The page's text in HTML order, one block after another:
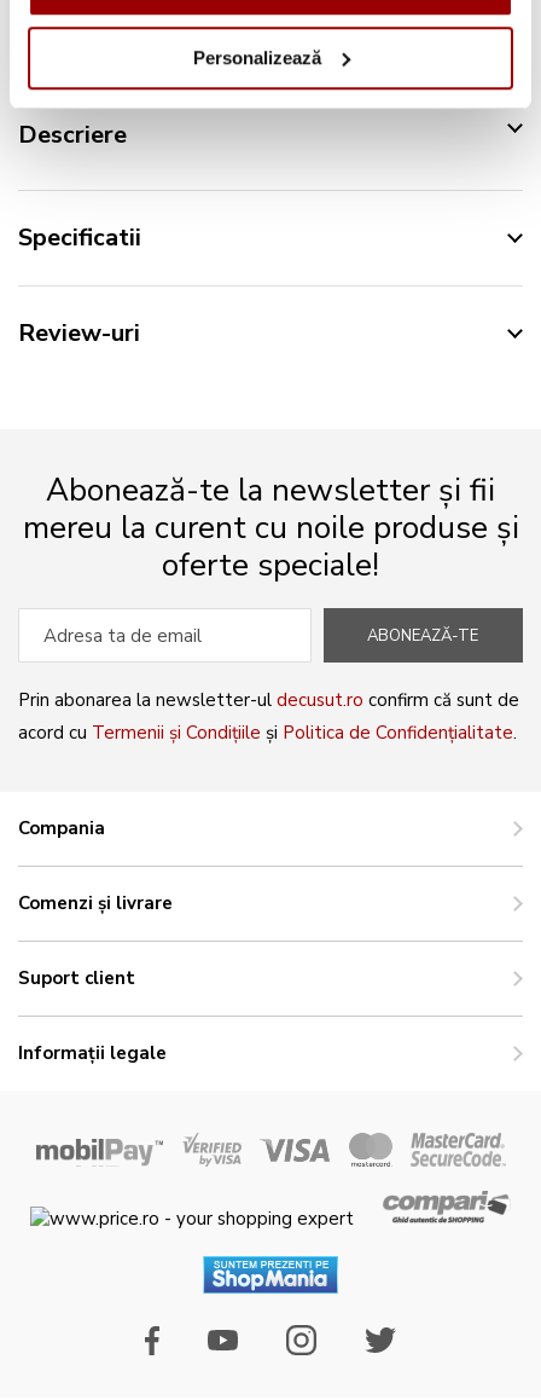
Personalizează
Descriere
Specificatii
Review-uri
Abonează-te la newsletter și fii
mereu la curent cu noile produse și
oferte speciale!
ABONEAZĂ-TE
Prin abonarea la newsletter-ul decusut.ro confirm că sunt de
acord cu Termenii și Condițiile și Politica de Confidențialitate.
Compania
Comenzi și livrare
Suport client
Informații legale